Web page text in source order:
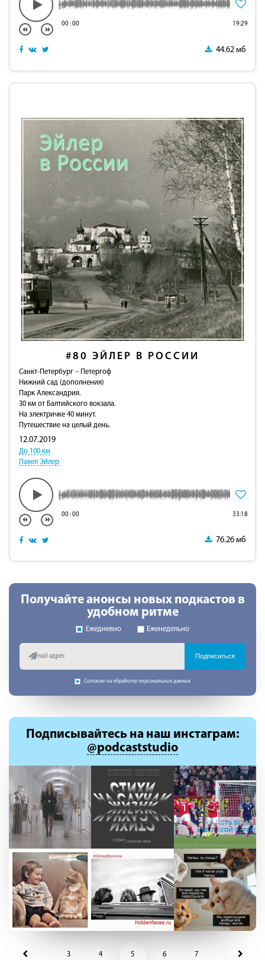
00:00 19:29
44.62 мб
#80 ЭЙЛЕР В РОССИИ
Санкт-Петербург – Петергоф
Нижний сад (дополнения)
Парк Александрия.
30 км от Балтийского вокзала.
На электричке 40 минут.
Путешествие на целый день.
12.07.2019
До 100 км
Павел Эйлер
00:00 33:18
76.26 мб
Получайте анонсы новых подкастов в
удобном ритме
Ежедневно Еженедельно
Подписаться
Согласие на обработку персональных данных
Подписывайтесь на наш инстаграм:
@podcaststudio
3 4 5 6 7